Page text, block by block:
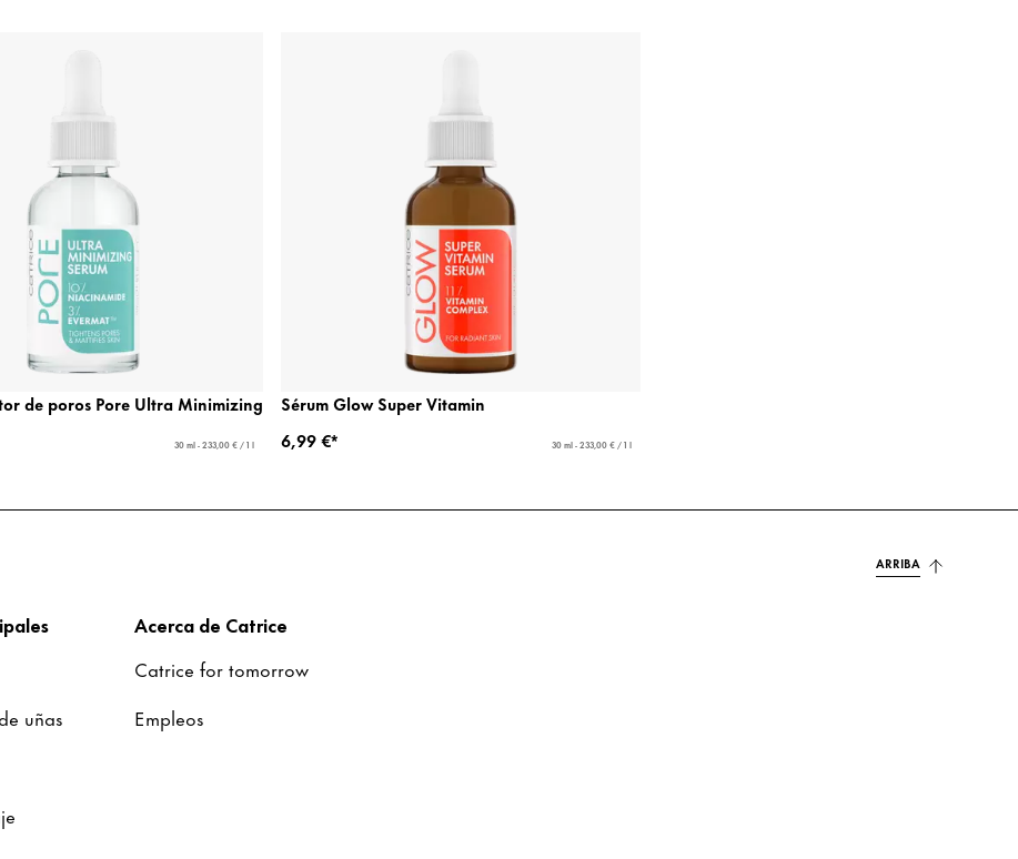
de poros Pore Ultra Minimizing
30 ml - 233,00 € / 1 l
Sérum Glow Super Vitamin
6,99 €*
30 ml - 233,00 € / 1 l
ARRIBA
uñas
Acerca de Catrice
Catrice for tomorrow
Empleos